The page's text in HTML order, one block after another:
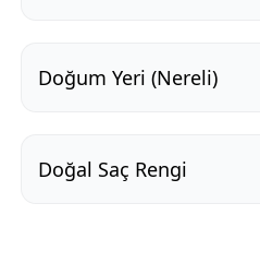
Doğum Yeri (Nereli)
Doğal Saç Rengi